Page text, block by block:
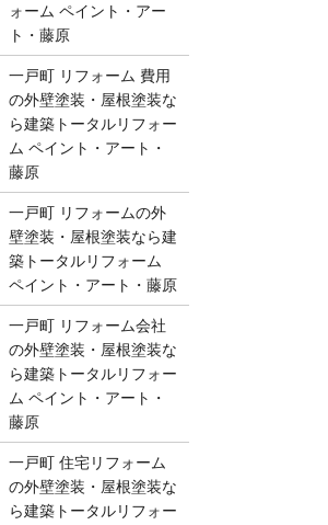
ォーム ペイント・アー
ト・藤原
一戸町 リフォーム 費用
の外壁塗装・屋根塗装な
ら建築トータルリフォー
ム ペイント・アート・
藤原
一戸町 リフォームの外
壁塗装・屋根塗装なら建
築トータルリフォーム
ペイント・アート・藤原
一戸町 リフォーム会社
の外壁塗装・屋根塗装な
ら建築トータルリフォー
ム ペイント・アート・
藤原
一戸町 住宅リフォーム
の外壁塗装・屋根塗装な
ら建築トータルリフォー